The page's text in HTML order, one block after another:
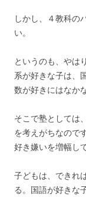
しかし、４教科の
い。
というのも、やは
系が好きな子は、
数が好きにはなか
そこで塾としては
を考えがちなので
好き嫌いを増幅し
子どもは、できれ
る。国語が好きな